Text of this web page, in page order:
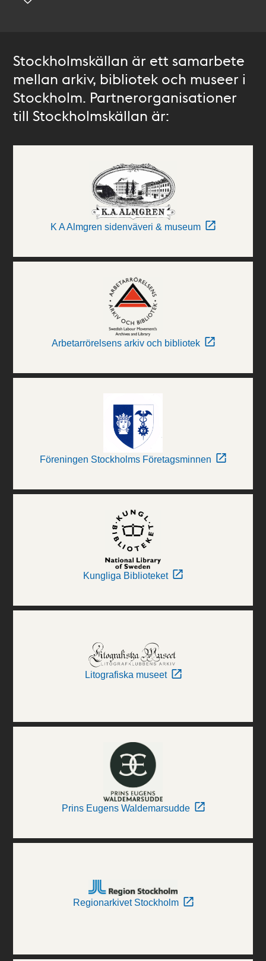
Stockholmskällan är ett samarbete
mellan arkiv, bibliotek och museer i
Stockholm. Partnerorganisationer
till Stockholmskällan är:
K A Almgren sidenväveri & museum
Arbetarrörelsens arkiv och bibliotek
Föreningen Stockholms Företagsminnen
Kungliga Biblioteket
Litografiska museet
Prins Eugens Waldemarsudde
Regionarkivet Stockholm